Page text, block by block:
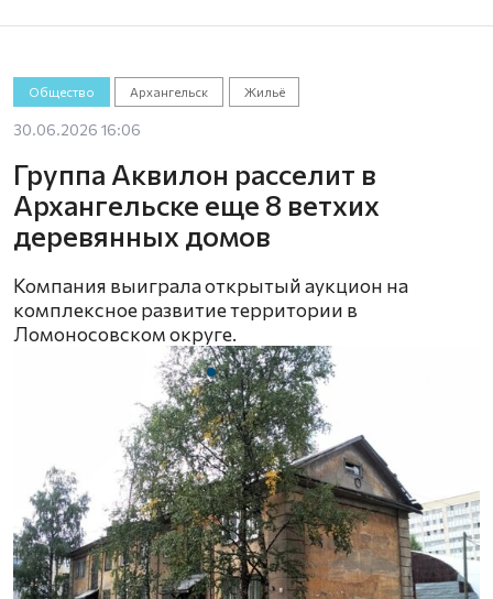
Общество Архангельск Жильё
30.06.2026 16:06
Группа Аквилон расселит в
Архангельске еще 8 ветхих
деревянных домов
Компания выиграла открытый аукцион на
комплексное развитие территории в
Ломоносовском округе.